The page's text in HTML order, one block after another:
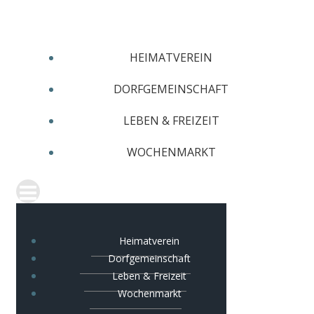
HEIMATVEREIN
DORFGEMEINSCHAFT
LEBEN & FREIZEIT
WOCHENMARKT
Heimatverein
Dorfgemeinschaft
Leben & Freizeit
Wochenmarkt